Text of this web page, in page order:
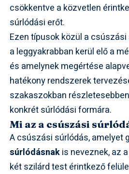
csökkentve a közvetlen
súrlódási erőt.
Ezen típusok közül a
a leggyakrabban kerül elő a
és amelynek megértése
hatékony rendszerek
szakaszokban
konkrét súrlódási formára.
Mi az a csúszási
A csúszási súrlódás, amelyet
súrlódásnakis neveznek, az
két szilárd test érintkező